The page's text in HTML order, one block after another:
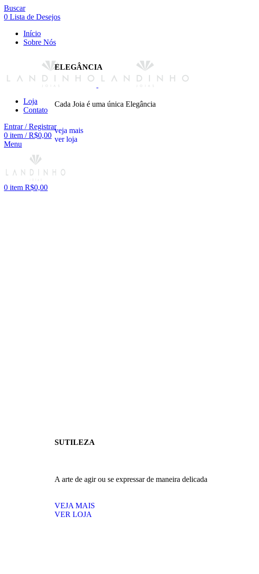
Buscar
0 Lista de Desejos
Início
Sobre Nós
Loja
Contato
Entrar / Registrar
0 item / R$0,00
Menu
0 item R$0,00
ELEGÂNCIA
Cada Joia é uma única Elegância
veja mais
ver loja
SUTILEZA
A arte de agir ou se expressar de maneira delicada
VEJA MAIS
VER LOJA